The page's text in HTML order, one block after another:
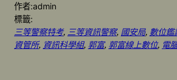
作者:admin
標籤:
三等警察特考, 三等資訊警察, 國安局, 數位鑑
資管所, 資訊科學組, 郭富, 郭富線上數位, 電